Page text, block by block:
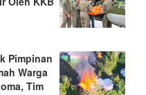
Pimpinan
Warga
Tim